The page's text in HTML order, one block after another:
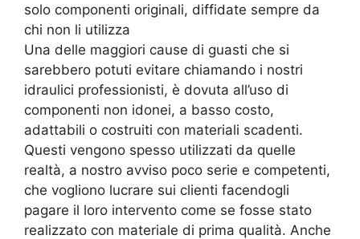
solo componenti originali, diffidate sempre da
chi non li utilizza
Una delle maggiori cause di guasti che si
sarebbero potuti evitare chiamando i nostri
idraulici professionisti, è dovuta all’uso di
componenti non idonei, a basso costo,
adattabili o costruiti con materiali scadenti.
Questi vengono spesso utilizzati da quelle
realtà, a nostro avviso poco serie e competenti,
che vogliono lucrare sui clienti facendogli
pagare il loro intervento come se fosse stato
realizzato con materiale di prima qualità. Anche